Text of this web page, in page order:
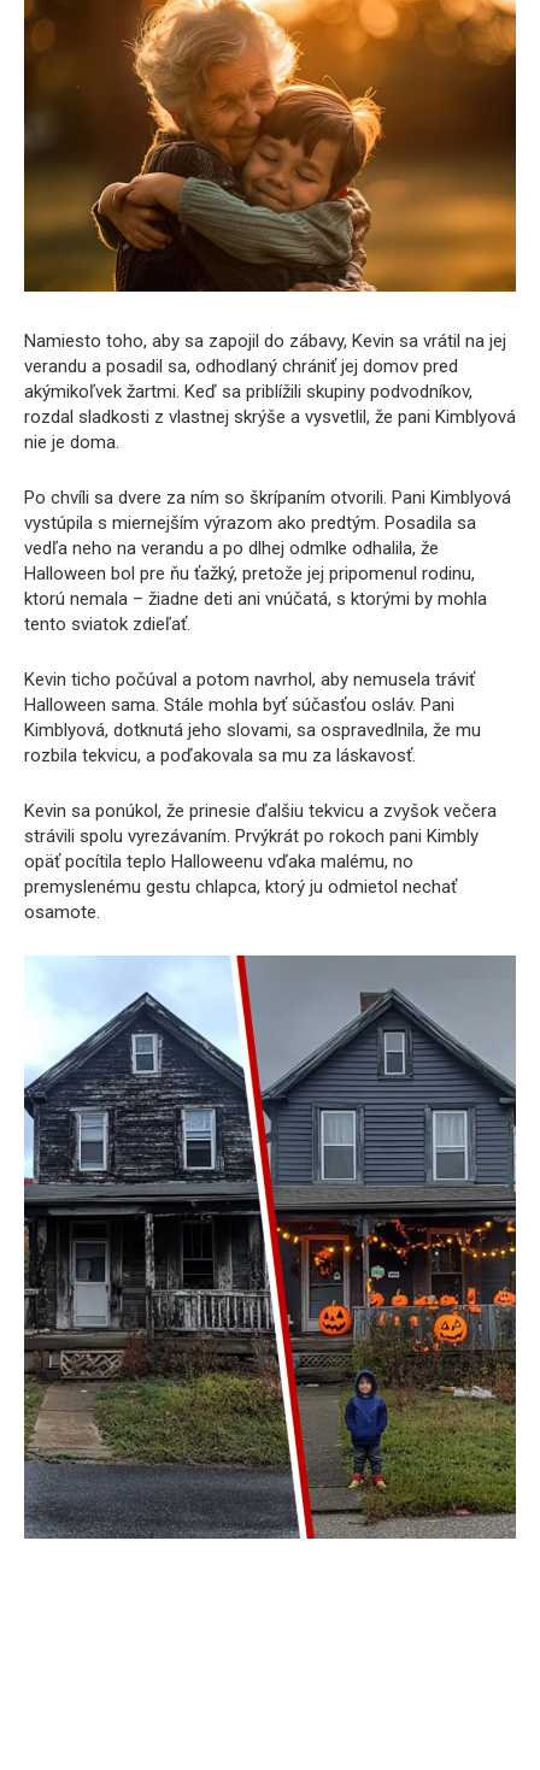
Namiesto toho, aby sa zapojil do zábavy, Kevin sa vrátil na jej
verandu a posadil sa, odhodlaný chrániť jej domov pred
akýmikoľvek žartmi. Keď sa priblížili skupiny podvodníkov,
rozdal sladkosti z vlastnej skrýše a vysvetlil, že pani Kimblyová
nie je doma.
Po chvíli sa dvere za ním so škrípaním otvorili. Pani Kimblyová
vystúpila s miernejším výrazom ako predtým. Posadila sa
vedľa neho na verandu a po dlhej odmlke odhalila, že
Halloween bol pre ňu ťažký, pretože jej pripomenul rodinu,
ktorú nemala – žiadne deti ani vnúčatá, s ktorými by mohla
tento sviatok zdieľať.
Kevin ticho počúval a potom navrhol, aby nemusela tráviť
Halloween sama. Stále mohla byť súčasťou osláv. Pani
Kimblyová, dotknutá jeho slovami, sa ospravedlnila, že mu
rozbila tekvicu, a poďakovala sa mu za láskavosť.
Kevin sa ponúkol, že prinesie ďalšiu tekvicu a zvyšok večera
strávili spolu vyrezávaním. Prvýkrát po rokoch pani Kimbly
opäť pocítila teplo Halloweenu vďaka malému, no
premyslenému gestu chlapca, ktorý ju odmietol nechať
osamote.